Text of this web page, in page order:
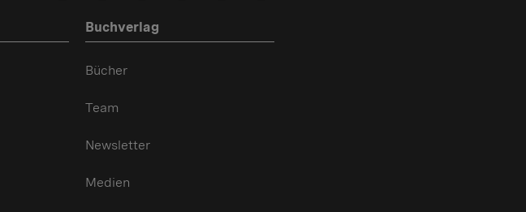
Buchverlag
Bücher
Team
Newsletter
Medien